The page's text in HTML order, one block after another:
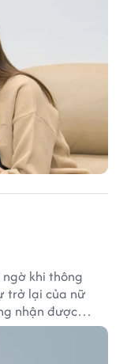
khi thông
trở lại của nữ
nhận được